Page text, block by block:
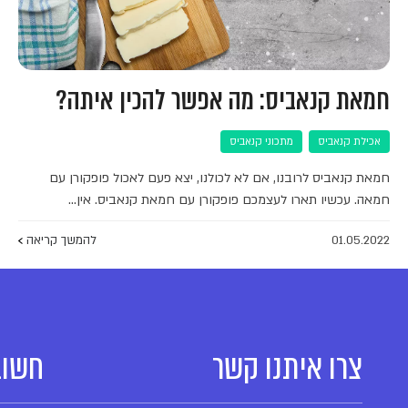
חמאת קנאביס: מה אפשר להכין איתה?
אכילת קנאביס מתכוני קנאביס
חמאת קנאביס לרובנו, אם לא לכולנו, יצא פעם לאכול פופקורן עם
חמאה. עכשיו תארו לעצמכם פופקורן עם חמאת קנאביס. אין…
01.05.2022 להמשך קריאה
צרו איתנו קשר